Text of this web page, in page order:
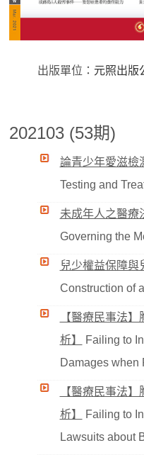
出版單位： 元照出版
202103 (53期)
論青少年愛滋檢
Testing and
未成年人之醫
Governing the
兒少權益保障與
Construction of
【醫療民事法
析】
Failing to
Damages when
【醫療民事法
析】
Failing to
Lawsuits about